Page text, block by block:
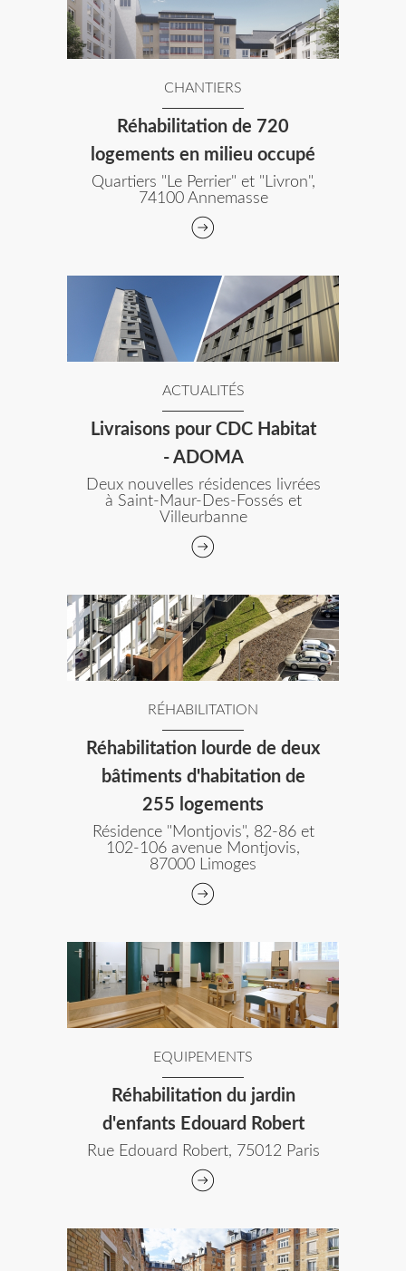
CHANTIERS
Réhabilitation de 720
logements en milieu occupé
Quartiers "Le Perrier" et "Livron",
74100 Annemasse
ACTUALITÉS
Livraisons pour CDC Habitat
- ADOMA
Deux nouvelles résidences livrées
à Saint-Maur-Des-Fossés et
Villeurbanne
RÉHABILITATION
Réhabilitation lourde de deux
bâtiments d'habitation de
255 logements
Résidence "Montjovis", 82-86 et
102-106 avenue Montjovis,
87000 Limoges
EQUIPEMENTS
Réhabilitation du jardin
d'enfants Edouard Robert
Rue Edouard Robert, 75012 Paris